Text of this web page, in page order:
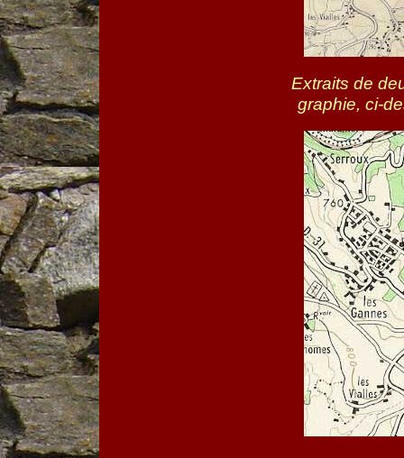
Extraits de
graphie, ci-